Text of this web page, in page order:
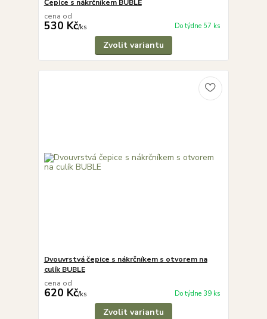
Čepice s nákrčníkem BUBLE
cena od
530 Kč/ks Do týdne 57 ks
Zvolit variantu
Dvouvrstvá čepice s nákrčníkem s otvorem na
culík BUBLE
cena od
620 Kč/ks Do týdne 39 ks
Zvolit variantu